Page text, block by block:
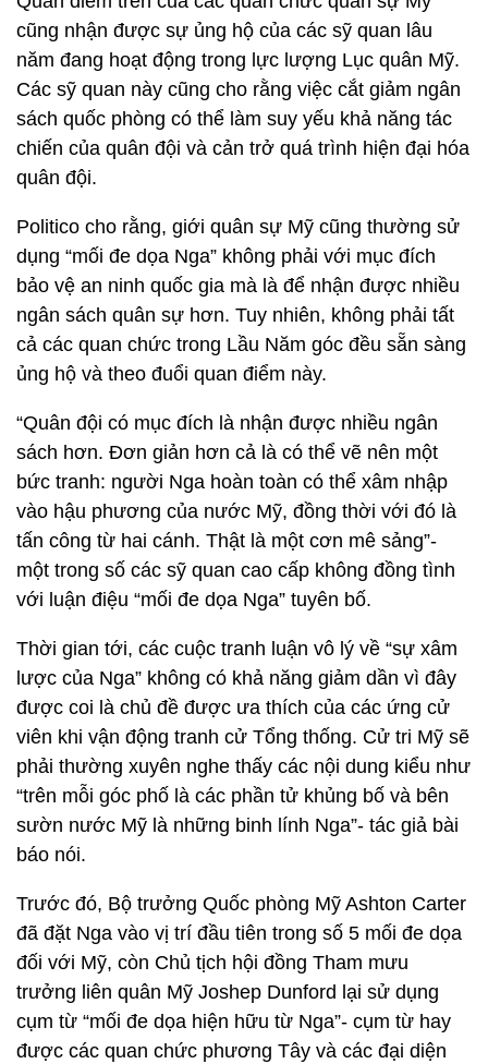
cũng nhận được sự ủng hộ của các sỹ quan lâu
năm đang hoạt động trong lực lượng Lục quân Mỹ.
Các sỹ quan này cũng cho rằng việc cắt giảm ngân
sách quốc phòng có thể làm suy yếu khả năng tác
chiến của quân đội và cản trở quá trình hiện đại hóa
quân đội.
Politico cho rằng, giới quân sự Mỹ cũng thường sử
dụng “mối đe dọa Nga” không phải với mục đích
bảo vệ an ninh quốc gia mà là để nhận được nhiều
ngân sách quân sự hơn. Tuy nhiên, không phải tất
cả các quan chức trong Lầu Năm góc đều sẵn sàng
ủng hộ và theo đuổi quan điểm này.
“Quân đội có mục đích là nhận được nhiều ngân
sách hơn. Đơn giản hơn cả là có thể vẽ nên một
bức tranh: người Nga hoàn toàn có thể xâm nhập
vào hậu phương của nước Mỹ, đồng thời với đó là
tấn công từ hai cánh. Thật là một cơn mê sảng”-
một trong số các sỹ quan cao cấp không đồng tình
với luận điệu “mối đe dọa Nga” tuyên bố.
Thời gian tới, các cuộc tranh luận vô lý về “sự xâm
lược của Nga” không có khả năng giảm dần vì đây
được coi là chủ đề được ưa thích của các ứng cử
viên khi vận động tranh cử Tổng thống. Cử tri Mỹ sẽ
phải thường xuyên nghe thấy các nội dung kiểu như
“trên mỗi góc phố là các phần tử khủng bố và bên
sườn nước Mỹ là những binh lính Nga”- tác giả bài
báo nói.
Trước đó, Bộ trưởng Quốc phòng Mỹ Ashton Carter
đã đặt Nga vào vị trí đầu tiên trong số 5 mối đe dọa
đối với Mỹ, còn Chủ tịch hội đồng Tham mưu
trưởng liên quân Mỹ Joshep Dunford lại sử dụng
cụm từ “mối đe dọa hiện hữu từ Nga”- cụm từ hay
được các quan chức phương Tây và các đại diện